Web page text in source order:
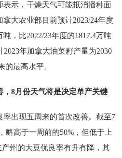
表示，干燥天气可能抵消播种面
大农业部目前预计2023/24年度
，比2022/23年度的1817.4万吨
年加拿大油菜籽产量为2030
的最高水平。
8月份天气将是决定单产关键
出现五周来的首次改善。截至7
略高于一周前的50%，但低于上
州的大豆优良率有升有降，其